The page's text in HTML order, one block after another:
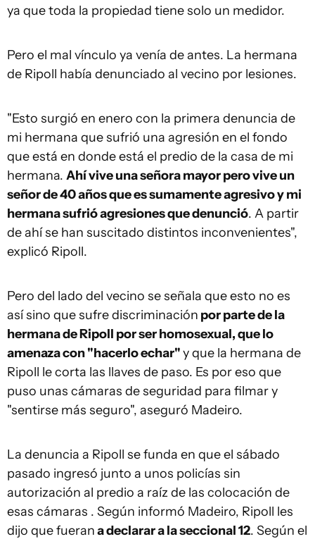
ya que toda la propiedad tiene solo un medidor.
Pero el mal vínculo ya venía de antes. La hermana
de Ripoll había denunciado al vecino por lesiones.
"Esto surgió en enero con la primera denuncia de
mi hermana que sufrió una agresión en el fondo
que está en donde está el predio de la casa de mi
hermana. Ahí vive una señora mayor pero vive un
señor de 40 años que es sumamente agresivo y mi
hermana sufrió agresiones que denunció. A partir
de ahí se han suscitado distintos inconvenientes",
explicó Ripoll.
Pero del lado del vecino se señala que esto no es
así sino que sufre discriminación por parte de la
hermana de Ripoll por ser homosexual, que lo
amenaza con "hacerlo echar"y que la hermana de
Ripoll le corta las llaves de paso. Es por eso que
puso unas cámaras de seguridad para filmar y
"sentirse más seguro", aseguró Madeiro.
La denuncia a Ripoll se funda en que el sábado
pasado ingresó junto a unos policías sin
autorización al predio a raíz de las colocación de
esas cámaras . Según informó Madeiro, Ripoll les
dijo que fuerana declarar a la seccional 12. Según el